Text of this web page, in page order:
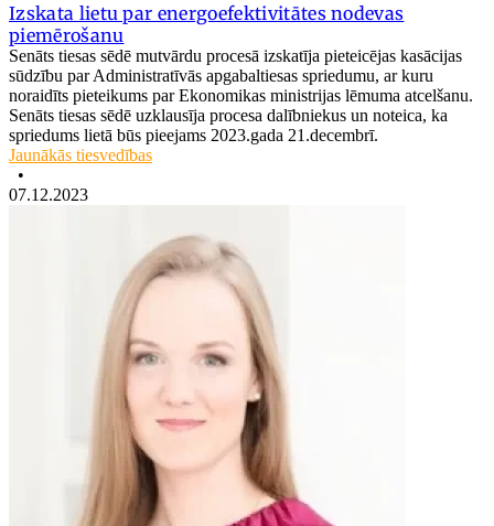
Izskata lietu par energoefektivitātes nodevas
piemērošanu
Senāts tiesas sēdē mutvārdu procesā izskatīja pieteicējas kasācijas
sūdzību par Administratīvās apgabaltiesas spriedumu, ar kuru
noraidīts pieteikums par Ekonomikas ministrijas lēmuma atcelšanu.
Senāts tiesas sēdē uzklausīja procesa dalībniekus un noteica, ka
spriedums lietā būs pieejams 2023.gada 21.decembrī.
Jaunākās tiesvedības
•
07.12.2023